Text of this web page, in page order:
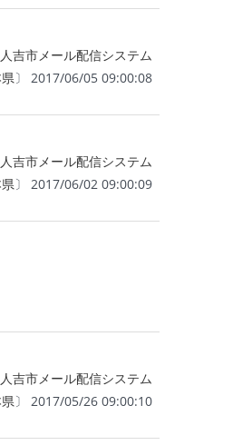
人吉市メール配信システム
〕 2017/06/05 09:00:08
人吉市メール配信システム
〕 2017/06/02 09:00:09
人吉市メール配信システム
〕 2017/05/26 09:00:10